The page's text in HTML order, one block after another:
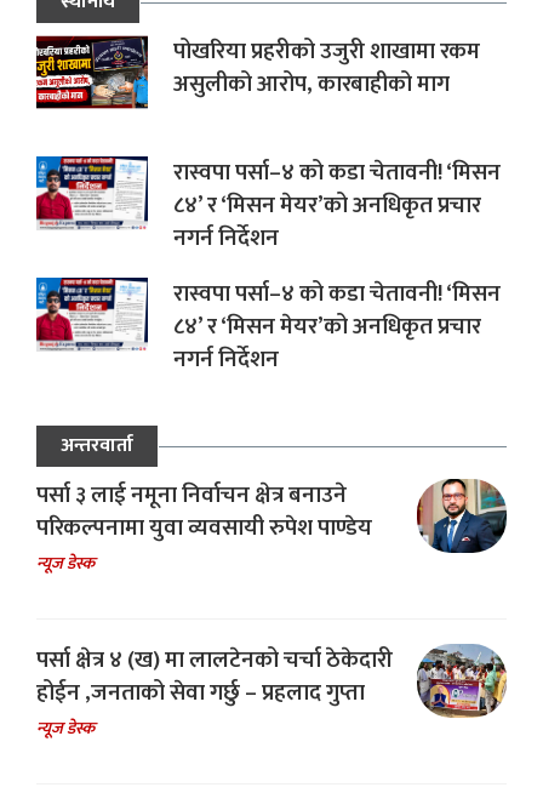
पोखरिया प्रहरीको उजुरी शाखामा रकम
असुलीको आरोप, कारबाहीको माग
रास्वपा पर्सा–४ को कडा चेतावनी! ‘मिसन
८४’ र ‘मिसन मेयर’को अनधिकृत प्रचार
नगर्न निर्देशन
रास्वपा पर्सा–४ को कडा चेतावनी! ‘मिसन
८४’ र ‘मिसन मेयर’को अनधिकृत प्रचार
नगर्न निर्देशन
अन्तरवार्ता
पर्सा ३ लाई नमूना निर्वाचन क्षेत्र बनाउने
परिकल्पनामा युवा व्यवसायी रुपेश पाण्डेय
न्यूज डेस्क
पर्सा क्षेत्र ४ (ख) मा लालटेनको चर्चा ठेकेदारी
होईन ,जनताको सेवा गर्छु – प्रहलाद गुप्ता
न्यूज डेस्क